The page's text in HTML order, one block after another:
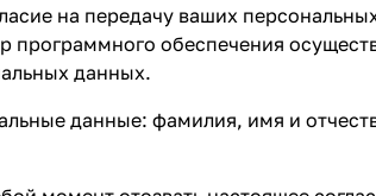
на передачу ваших
программного обеспечения
данных.
данные: фамилия, имя и